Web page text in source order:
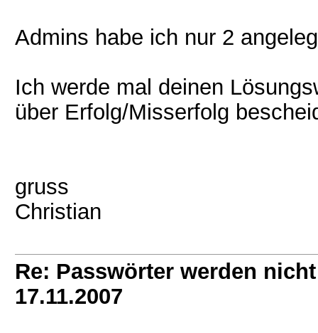
Admins habe ich nur 2
Ich werde mal deinen
über Erfolg/Misserfolg
gruss
Christian
Re: Passwörter werden
17.11.2007